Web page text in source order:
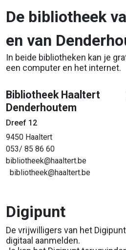
De bibliotheek
en van
In beide bibliotheken kan je
een computer en het internet.
Bibliotheek Haaltert
Denderhoutem
Dreef
9450 Haaltert 9450
053/ 85 86 60
bibliotheek@haaltert.be
bibliotheek@haaltert.be
Digipunt
De vrijwilligers van het Digipunt
digitaal aanmelden.